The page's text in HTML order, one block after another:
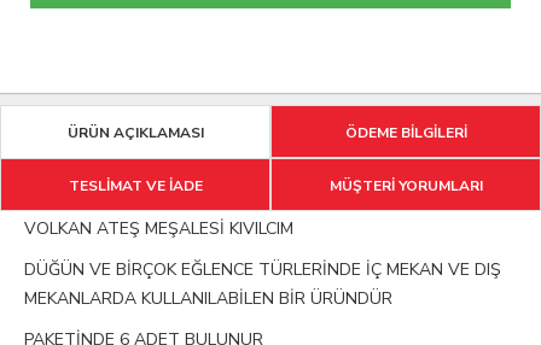
ÜRÜN AÇIKLAMASI ÖDEME BİLGİLERİ
TESLİMAT VE İADE MÜŞTERİ YORUMLARI
VOLKAN ATEŞ MEŞALESİ KIVILCIM
DÜĞÜN VE BİRÇOK EĞLENCE TÜRLERİNDE İÇ MEKAN VE DIŞ
MEKANLARDA KULLANILABİLEN BİR ÜRÜNDÜR
PAKETİNDE 6 ADET BULUNUR